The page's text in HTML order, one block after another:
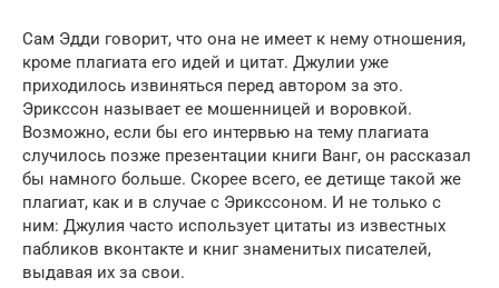
Сам Эдди говорит, что она не имеет к нему отношения,
кроме плагиата его идей и цитат. Джулии уже
приходилось извиняться перед автором за это.
Эрикссон называет ее мошенницей и воровкой.
Возможно, если бы его интервью на тему плагиата
случилось позже презентации книги Ванг, он рассказал
бы намного больше. Скорее всего, ее детище такой же
плагиат, как и в случае с Эрикссоном. И не только с
ним: Джулия часто использует цитаты из известных
пабликов вконтакте и книг знаменитых писателей,
выдавая их за свои.